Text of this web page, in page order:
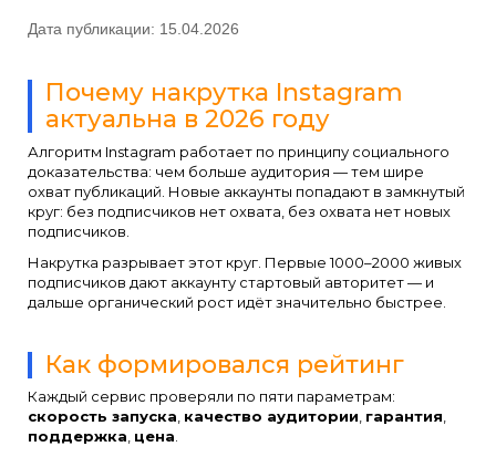
Дата публикации: 15.04.2026
Почему накрутка Instagram
актуальна в 2026 году
Алгоритм Instagram работает по принципу социального
доказательства: чем больше аудитория — тем шире
охват публикаций. Новые аккаунты попадают в замкнутый
круг: без подписчиков нет охвата, без охвата нет новых
подписчиков.
Накрутка разрывает этот круг. Первые 1000–2000 живых
подписчиков дают аккаунту стартовый авторитет — и
дальше органический рост идёт значительно быстрее.
Как формировался рейтинг
Каждый сервис проверяли по пяти параметрам:
скорость запуска качество аудитории гарантия
поддержка цена